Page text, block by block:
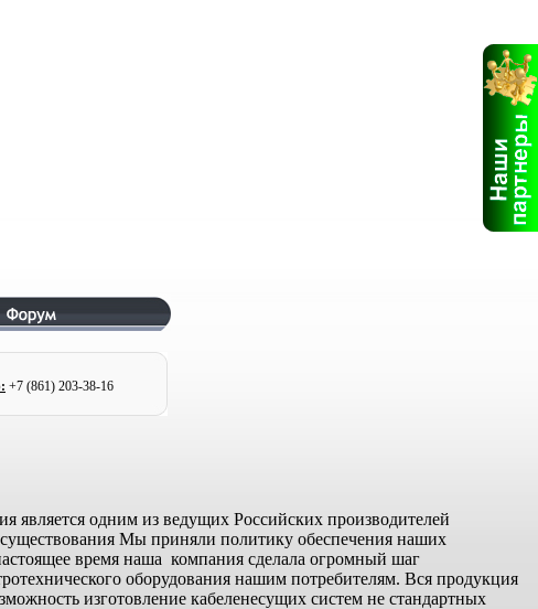
+7 (861) 203-38-16
одним из ведущих Российских производителей
существования Мы приняли политику обеспечения наших
время наша компания сделала огромный шаг
оборудования нашим потребителям. Вся продукция
изготовление кабеленесущих систем не стандартных